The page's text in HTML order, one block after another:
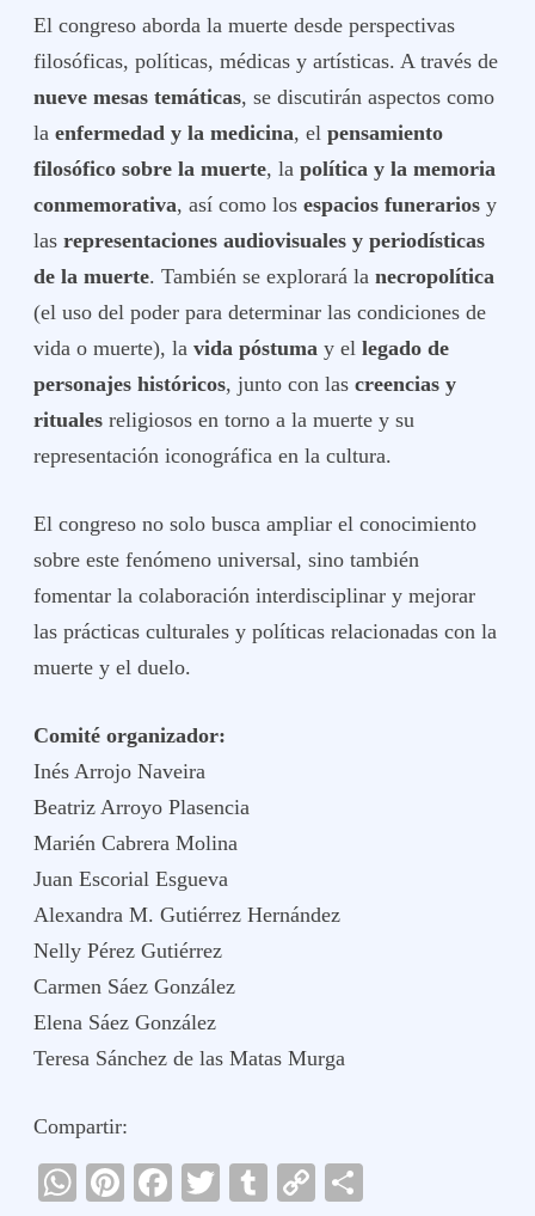
El congreso aborda la muerte desde perspectivas
filosóficas, políticas, médicas y artísticas. A través de
nueve mesas temáticas, se discutirán aspectos como
laenfermedad y la medicina, elpensamiento
filosófico sobre la muerte, lapolítica y la memoria
conmemorativa, así como losespacios funerarios y
lasrepresentaciones audiovisuales y periodísticas
de la muerte. También se explorará lanecropolítica
(el uso del poder para determinar las condiciones de
vida o muerte), lavida póstuma y ellegado de
personajes históricos, junto con lascreencias y
rituales religiosos en torno a la muerte y su
representación iconográfica en la cultura.
El congreso no solo busca ampliar el conocimiento
sobre este fenómeno universal, sino también
fomentar la colaboración interdisciplinar y mejorar
las prácticas culturales y políticas relacionadas con la
muerte y el duelo.
Comité organizador:
Inés Arrojo Naveira
Beatriz Arroyo Plasencia
Marién Cabrera Molina
Juan Escorial Esgueva
Alexandra M. Gutiérrez Hernández
Nelly Pérez Gutiérrez
Carmen Sáez González
Elena Sáez González
Teresa Sánchez de las Matas Murga
Compartir:
W Pi
Fa
T
T
C